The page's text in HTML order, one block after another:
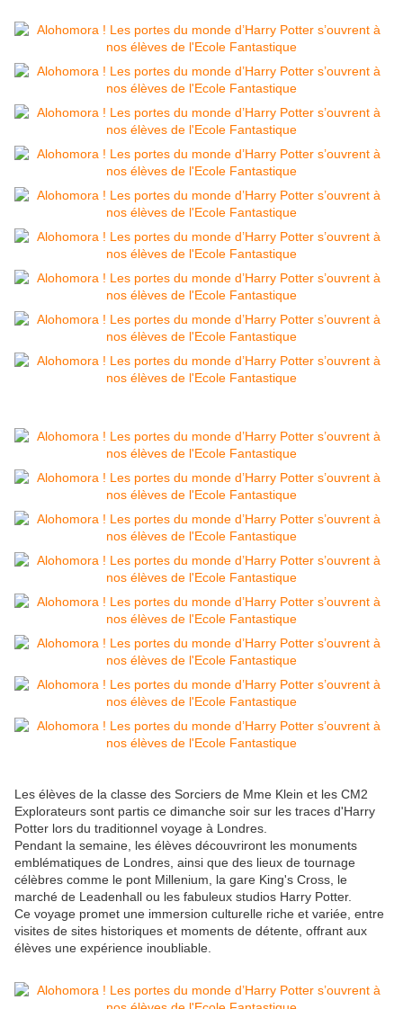
Les élèves de la classe des Sorciers de Mme Klein et les CM2
Explorateurs sont partis ce dimanche soir sur les traces d'Harry
Potter lors du traditionnel voyage à Londres.
Pendant la semaine, les élèves découvriront les monuments
emblématiques de Londres, ainsi que des lieux de tournage
célèbres comme le pont Millenium, la gare King's Cross, le
marché de Leadenhall ou les fabuleux studios Harry Potter.
Ce voyage promet une immersion culturelle riche et variée, entre
visites de sites historiques et moments de détente, offrant aux
élèves une expérience inoubliable.